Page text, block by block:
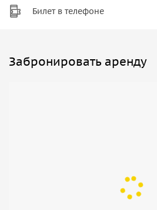
Билет в телефоне
Забронировать аренду